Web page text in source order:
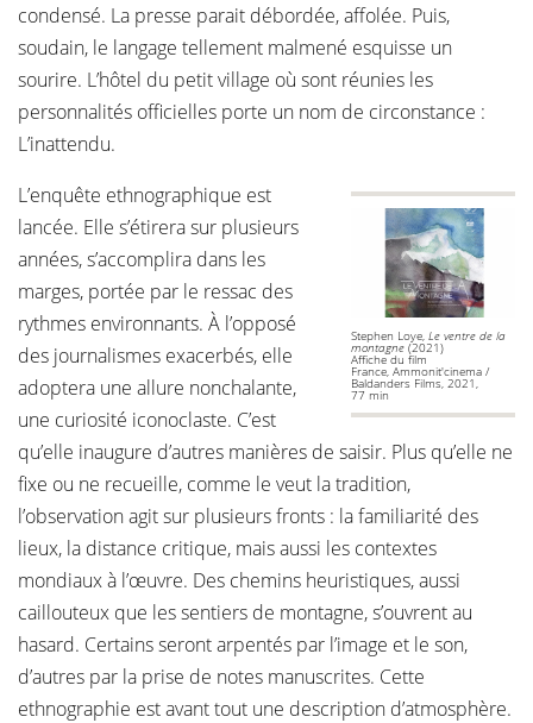
condensé. La presse parait débordée, affolée. Puis,
soudain, le langage tellement malmené esquisse un
sourire. L’hôtel du petit village où sont réunies les
personnalités officielles porte un nom de circonstance :
L’inattendu.
Stephen Loye,Le ventre de la
montagne (2021)
Affiche du film
France, Ammonit'cinema /
Baldanders Films, 2021,
77 min
L’enquête ethnographique est
lancée. Elle s’étirera sur plusieurs
années, s’accomplira dans les
marges, portée par le ressac des
rythmes environnants. À l’opposé
des journalismes exacerbés, elle
adoptera une allure nonchalante,
une curiosité iconoclaste. C’est
qu’elle inaugure d’autres manières de saisir. Plus qu’elle ne
fixe ou ne recueille, comme le veut la tradition,
l’observation agit sur plusieurs fronts : la familiarité des
lieux, la distance critique, mais aussi les contextes
mondiaux à l’œuvre. Des chemins heuristiques, aussi
caillouteux que les sentiers de montagne, s’ouvrent au
hasard. Certains seront arpentés par l’image et le son,
d’autres par la prise de notes manuscrites. Cette
ethnographie est avant tout une description d’atmosphère.